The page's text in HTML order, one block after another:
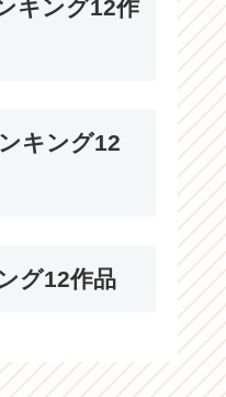
キング12作
キング12
グ12作品